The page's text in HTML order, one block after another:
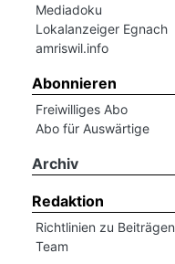
Mediadoku
Lokalanzeiger Egnach
amriswil.info
Abonnieren
Freiwilliges Abo
Abo für Auswärtige
Archiv
Redaktion
Richtlinien zu Beiträgen
Team